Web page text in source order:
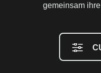
gemeinsam